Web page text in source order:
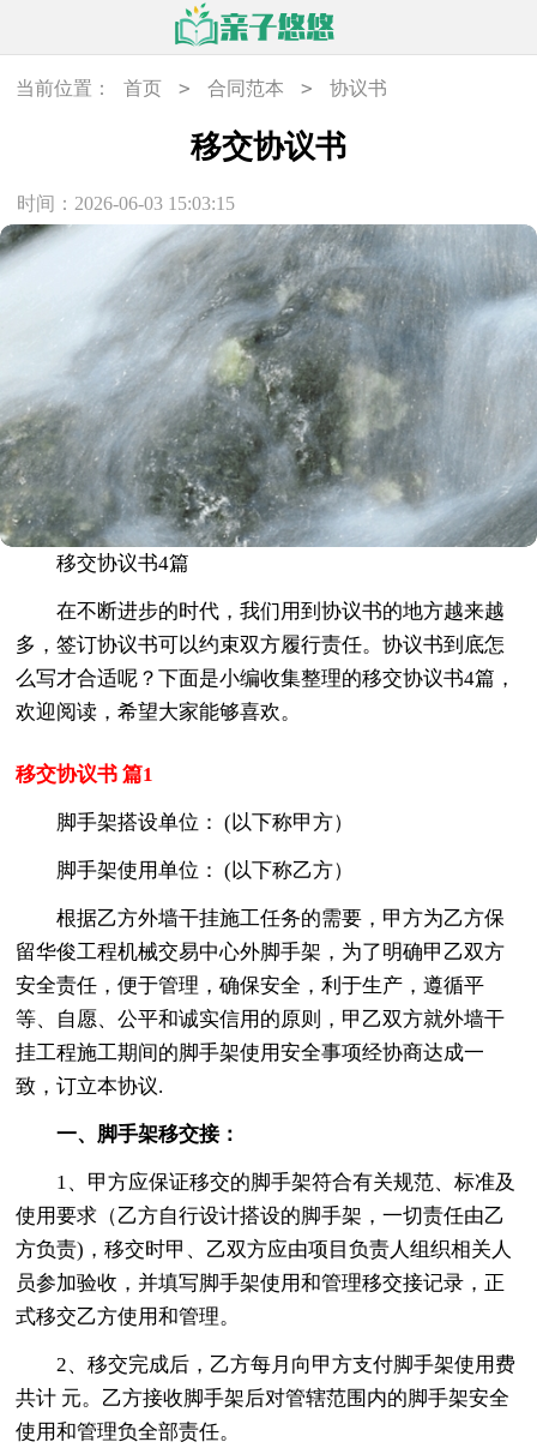
当前位置： 首页 > 合同范本 > 协议书
移交协议书
时间：2026-06-03 15:03:15
移交协议书4篇
在不断进步的时代，我们用到协议书的地方越来越
多，签订协议书可以约束双方履行责任。协议书到底怎
么写才合适呢？下面是小编收集整理的移交协议书4篇，
欢迎阅读，希望大家能够喜欢。
移交协议书 篇1
脚手架搭设单位： (以下称甲方）
脚手架使用单位： (以下称乙方）
根据乙方外墙干挂施工任务的需要，甲方为乙方保
留华俊工程机械交易中心外脚手架，为了明确甲乙双方
安全责任，便于管理，确保安全，利于生产，遵循平
等、自愿、公平和诚实信用的原则，甲乙双方就外墙干
挂工程施工期间的脚手架使用安全事项经协商达成一
致，订立本协议.
一、脚手架移交接：
1、甲方应保证移交的脚手架符合有关规范、标准及
使用要求（乙方自行设计搭设的脚手架，一切责任由乙
方负责)，移交时甲、乙双方应由项目负责人组织相关人
员参加验收，并填写脚手架使用和管理移交接记录，正
式移交乙方使用和管理。
2、移交完成后，乙方每月向甲方支付脚手架使用费
共计 元。乙方接收脚手架后对管辖范围内的脚手架安全
使用和管理负全部责任。